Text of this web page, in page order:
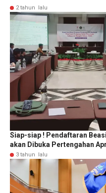
2 tahun lalu
Siap-siap ! Pendaftaran
akan Dibuka Pertengahan
3 tahun lalu